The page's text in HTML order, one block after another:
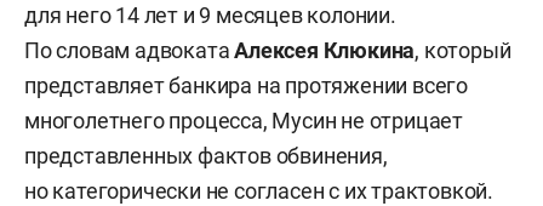
для него 14 лет и 9 месяцев колонии.
По словам адвокатаАлексея Клюкина, который
представляет банкира на протяжении всего
многолетнего процесса, Мусин не отрицает
представленных фактов обвинения,
но категорически не согласен с их трактовкой.